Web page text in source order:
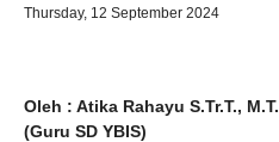
Thursday, 12 September 2024
Oleh : Atika Rahayu S.Tr.T., M.T.
(Guru SD YBIS)